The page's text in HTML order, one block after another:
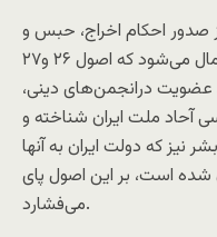
صدور احکام اخراج، حبس و
حتی اعدام برای معلمان در شرایطی اعمال می‌شود که اصول ۲۶ و۲۷
عضویت درانجمن‌های دینی،
آحاد ملت ایران شناخته و
نیز که دولت ایران به آنها
است، بر این اصول پای
می‌فشارد.